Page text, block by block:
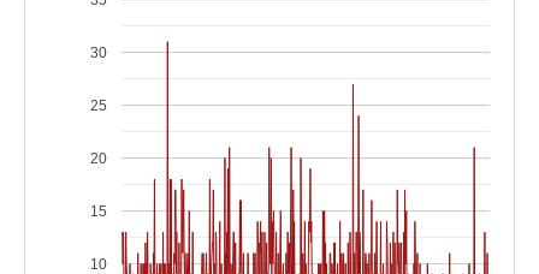
10
15
20
25
30